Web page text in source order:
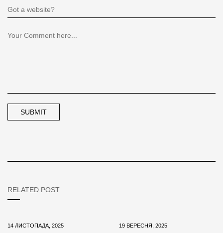
RELATED POST
14 ЛИСТОПАДА, 2025 19 ВЕРЕСНЯ, 2025